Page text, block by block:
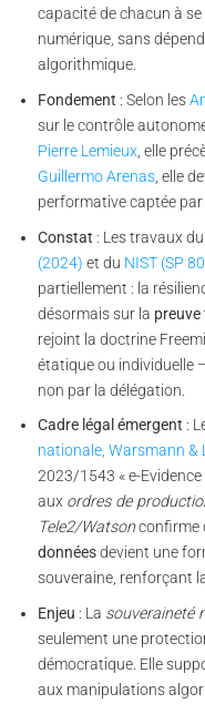
capacité de chacun à
numérique, sans
algorithmique.
Fondement : Selon les
sur le contrôle
Pierre Lemieux, elle
Guillermo Arenas, elle
performative captée
Constat : Les travaux du
(2024) et du NIST (SP
partiellement : la
désormais sur la
rejoint la doctrine
étatique ou individuelle
non par la délégation.
Cadre légal émergent :
nationale, Warsmann &
2023/1543 « e-
aux ordres de
Tele2/Watsonconfirme
donnéesdevient une
souveraine, renforçant
Enjeu : La souveraineté
seulement une
démocratique. Elle
aux manipulations